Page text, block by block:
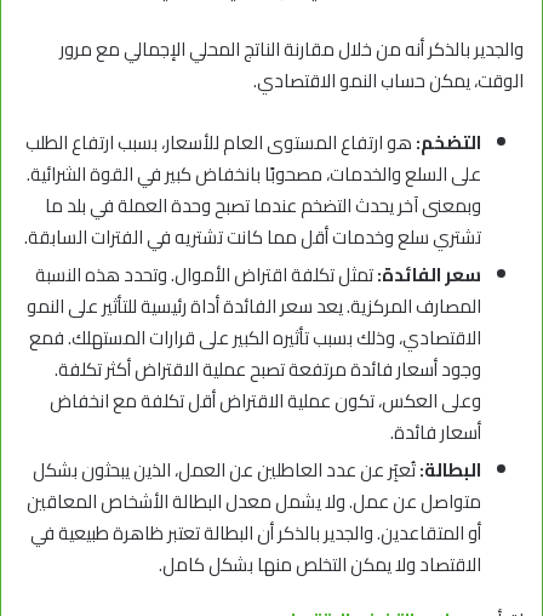
والجدير بالذكر أنه من خلال مقارنة الناتج المحلي الإجمالي مع مرور
الوقت، يمكن حساب النمو الاقتصادي.
التضخم:هو ارتفاع المستوى العام للأسعار، بسبب ارتفاع الطلب
على السلع والخدمات، مصحوبًا بانخفاض كبير في القوة الشرائية.
وبمعنى آخر يحدث التضخم عندما تصبح وحدة العملة في بلد ما
تشتري سلع وخدمات أقل مما كانت تشتريه في الفترات السابقة.
سعر الفائدة:تمثل تكلفة اقتراض الأموال. وتحدد هذه النسبة
المصارف المركزية. يعد سعر الفائدة أداة رئيسية للتأثير على النمو
الاقتصادي، وذلك بسبب تأثيره الكبير على قرارات المستهلك. فمع
وجود أسعار فائدة مرتفعة تصبح عملية الاقتراض أكثر تكلفة.
وعلى العكس، تكون عملية الاقتراض أقل تكلفة مع انخفاض
أسعار فائدة.
البطالة:تُعبَِر عن عدد العاطلين عن العمل، الذين يبحثون بشكل
متواصل عن عمل. ولا يشمل معدل البطالة الأشخاص المعاقين
أو المتقاعدين. والجدير بالذكر أن البطالة تعتبر ظاهرة طبيعية في
الاقتصاد ولا يمكن التخلص منها بشكل كامل.